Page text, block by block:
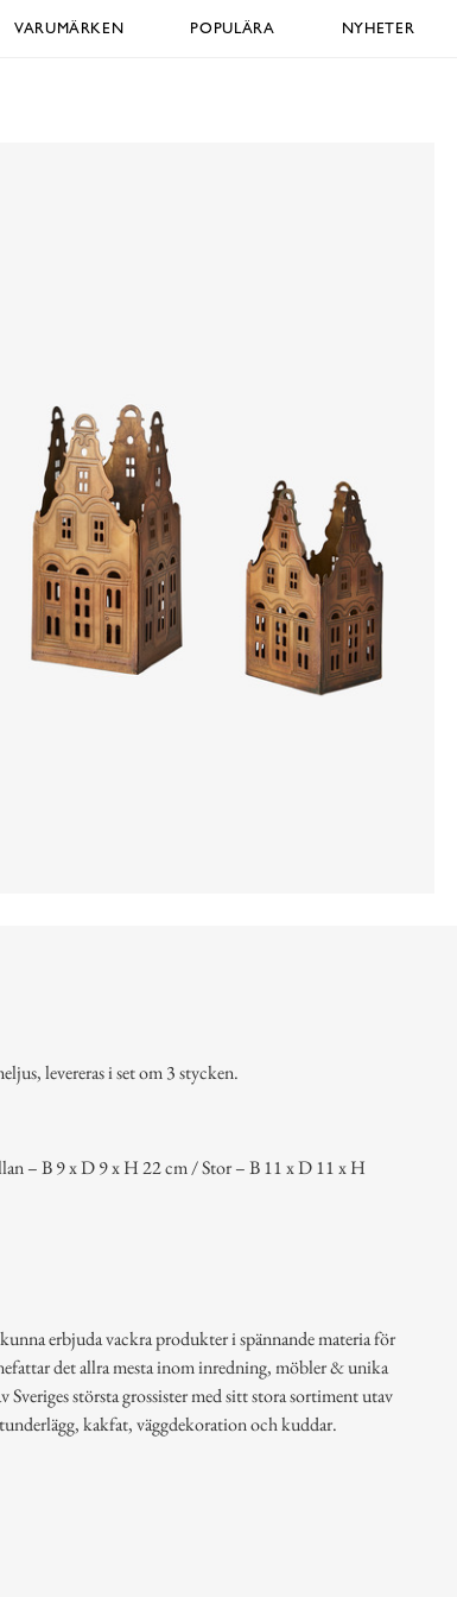
VARUMÄRKEN POPULÄRA NYHETER
levereras i set om 3 stycken.
– B 9 x D 9 x H 22 cm / Stor – B 11 x D 11 x H
erbjuda vackra produkter i spännande materia för
det allra mesta inom inredning, möbler & unika
största grossister med sitt stora sortiment utav
kakfat, väggdekoration och kuddar.